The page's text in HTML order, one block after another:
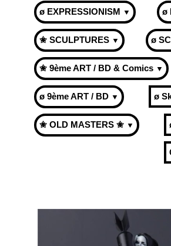
ø EXPRESSIONISM ▼ ø
✬ SCULPTURES ▼ ø
✬ 9ème ART / BD & Comics ▼
ø 9ème ART / BD ▼ ø
✬ OLD MASTERS ✬ ▼